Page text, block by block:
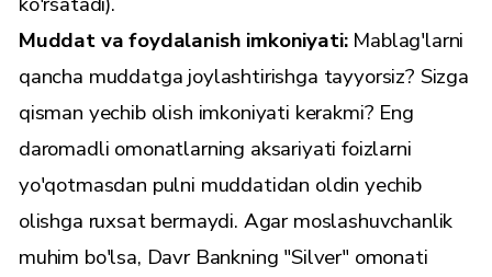
Muddat va foydalanish imkoniyati: Mablag'larni
qancha muddatga joylashtirishga tayyorsiz? Sizga
qisman yechib olish imkoniyati kerakmi? Eng
daromadli omonatlarning aksariyati foizlarni
yo'qotmasdan pulni muddatidan oldin yechib
olishga ruxsat bermaydi. Agar moslashuvchanlik
muhim bo'lsa, Davr Bankning "Silver" omonati